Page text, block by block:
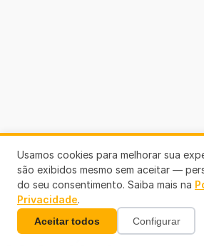
Usamos cookies para melhorar sua
são exibidos mesmo sem aceitar —
do seu consentimento. Saiba mais na
Privacidade.
Aceitar todos Configurar